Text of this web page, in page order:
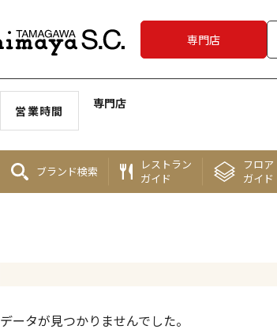
専門店
営業時間 専門店
ブランド検索
レストラン
ガイド
フロア
ガイド
データが見つかりませんでした。